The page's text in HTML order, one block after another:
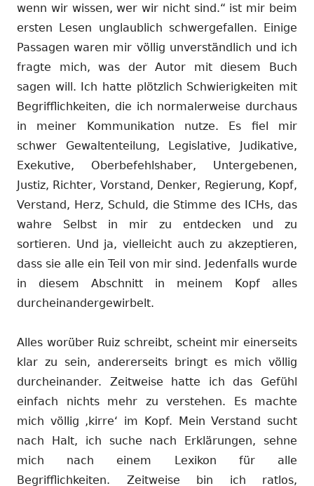
wenn wir wissen, wer wir nicht sind.“ ist mir beim
ersten Lesen unglaublich schwergefallen. Einige
Passagen waren mir völlig unverständlich und ich
fragte mich, was der Autor mit diesem Buch
sagen will. Ich hatte plötzlich Schwierigkeiten mit
Begrifflichkeiten, die ich normalerweise durchaus
in meiner Kommunikation nutze. Es fiel mir
schwer Gewaltenteilung, Legislative, Judikative,
Exekutive, Oberbefehlshaber, Untergebenen,
Justiz, Richter, Vorstand, Denker, Regierung, Kopf,
Verstand, Herz, Schuld, die Stimme des ICHs, das
wahre Selbst in mir zu entdecken und zu
sortieren. Und ja, vielleicht auch zu akzeptieren,
dass sie alle ein Teil von mir sind. Jedenfalls wurde
in diesem Abschnitt in meinem Kopf alles
durcheinandergewirbelt.
Alles worüber Ruiz schreibt, scheint mir einerseits
klar zu sein, andererseits bringt es mich völlig
durcheinander. Zeitweise hatte ich das Gefühl
einfach nichts mehr zu verstehen. Es machte
mich völlig ‚kirre‘ im Kopf. Mein Verstand sucht
nach Halt, ich suche nach Erklärungen, sehne
mich nach einem Lexikon für alle
Begrifflichkeiten. Zeitweise bin ich ratlos,